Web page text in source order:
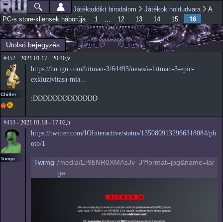
Ugrás a
tartalomra
Főmenü
Jelenlegi hely
Játékaddikt birodalom Játékok holdudvara
A
PC-s store-kliensek háborúja
1 … 12 13 14 15 16
Utolsó bejegyzés
#452 - 2021.01.17 - 20:40,v
Chiller
https://hu.ign.com/hitman-3/64493/news/a-hitman-3-epic-
exkluzivitasa-mia...
:DDDDDDDDDDDDD
#453 - 2021.01.18 - 17:02,h
Tompi
https://twitter.com/IOInteractive/status/1350899132966318084/ph
oto/1
Twimg /media/Er9bNR0XMAsJv_J?format=jpg&name=lar
ge